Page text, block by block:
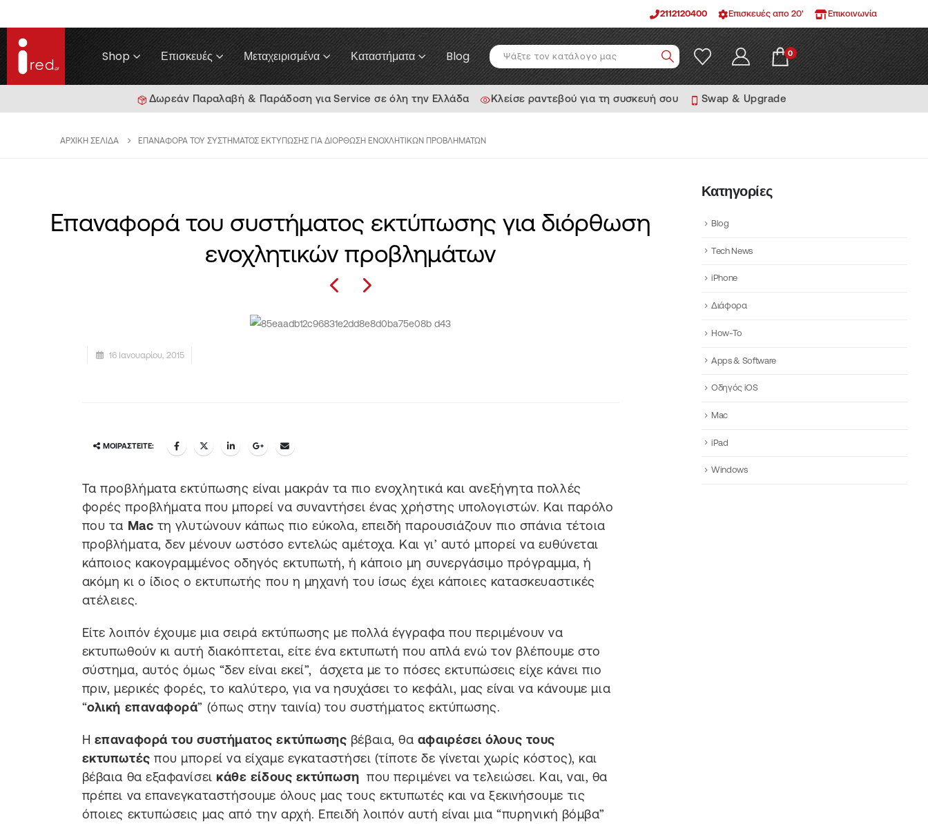
2112120400 Επισκευές απο 20' Επικοινωνία
Shop Επισκευές Μεταχειρισμένα Καταστήματα Blog 0
Δωρεάν Παραλαβή & Παράδοση για Service σε όλη την Ελλάδα Κλείσε ραντεβού για τη συσκευή σου Swap & Upgrade
ΑΡΧΙΚΉ ΣΕΛΊΔΑ ΕΠΑΝΑΦΟΡΆ ΤΟΥ ΣΥΣΤΉΜΑΤΟΣ ΕΚΤΎΠΩΣΗΣ ΓΙΑ ΔΙΌΡΘΩΣΗ ΕΝΟΧΛΗΤΙΚΏΝ ΠΡΟΒΛΗΜΆΤΩΝ
Επαναφορά του συστήματος εκτύπωσης για διόρθωση
ενοχλητικών προβλημάτων
16 Ιανουαρίου, 2015
ΜΟΙΡΑΣΤΕΊΤΕ:
Τα προβλήματα εκτύπωσης είναι μακράν τα πιο ενοχλητικά και ανεξήγητα πολλές
φορές προβλήματα που μπορεί να συναντήσει ένας χρήστης υπολογιστών. Και παρόλο
που τα Mac τη γλυτώνουν κάπως πιο εύκολα, επειδή παρουσιάζουν πιο σπάνια τέτοια
προβλήματα, δεν μένουν ωστόσο εντελώς αμέτοχα. Και γι’ αυτό μπορεί να ευθύνεται
κάποιος κακογραμμένος οδηγός εκτυπωτή, ή κάποιο μη συνεργάσιμο πρόγραμμα, ή
ακόμη κι ο ίδιος ο εκτυπωτής που η μηχανή του ίσως έχει κάποιες κατασκευαστικές
ατέλειες.
Είτε λοιπόν έχουμε μια σειρά εκτύπωσης με πολλά έγγραφα που περιμένουν να
εκτυπωθούν κι αυτή διακόπτεται, είτε ένα εκτυπωτή που απλά ενώ τον βλέπουμε στο
σύστημα, αυτός όμως “δεν είναι εκεί”, άσχετα με το πόσες εκτυπώσεις είχε κάνει πιο
πριν, μερικές φορές, το καλύτερο, για να ησυχάσει το κεφάλι, μας είναι να κάνουμε μια
“ολική επαναφορά” (όπως στην ταινία) του συστήματος εκτύπωσης.
Η επαναφορά του συστήματος εκτύπωσης βέβαια, θα αφαιρέσει όλους τους
εκτυπωτές που μπορεί να είχαμε εγκαταστήσει (τίποτε δε γίνεται χωρίς κόστος), και
βέβαια θα εξαφανίσει κάθε είδους εκτύπωση που περιμένει να τελειώσει. Και, ναι, θα
πρέπει να επανεγκαταστήσουμε όλους μας τους εκτυπωτές και να ξεκινήσουμε τις
όποιες εκτυπώσεις μας από την αρχή. Επειδή λοιπόν αυτή είναι μια “πυρηνική βόμβα”
Κατηγορίες
Blog
Tech News
iPhone
Διάφορα
How-To
Apps & Software
Οδηγός iOS
Mac
iPad
Windows